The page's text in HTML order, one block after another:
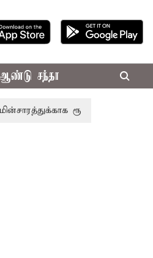
சந்தா
ரூ.7,432 கோடி ஒதுக்கீடு;